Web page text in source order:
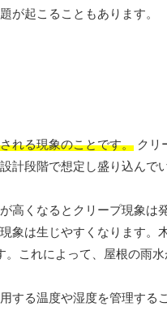
が起こることもあります。
れる現象のことです。 クリ
計段階で想定し盛り込んで
高くなるとクリープ現象は
象は生じやすくなります
これによって、屋根の雨
する温度や湿度を管理する